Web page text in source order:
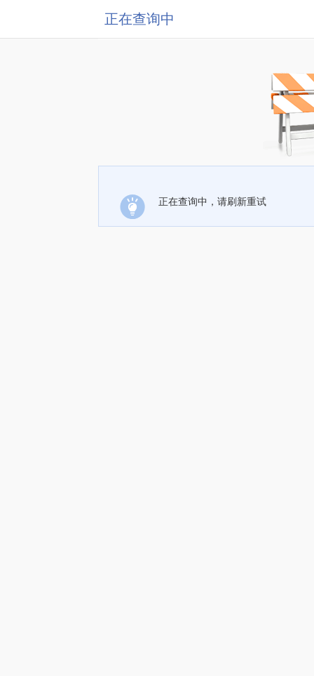
正在查询中
正在查询中，请刷新重试